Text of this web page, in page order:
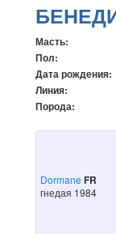
Масть:
Пол:
Дата рождения:
Линия:
Порода:
DormaneFR
гнедая 1984